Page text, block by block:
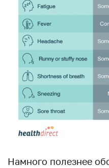
Намного полезнее